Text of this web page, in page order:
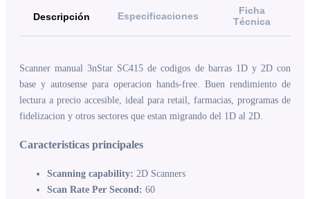
Descripción Especificaciones
Ficha
Técnica
Scanner manual 3nStar SC415 de codigos de barras 1D y 2D con
base y autosense para operacion hands-free. Buen rendimiento de
lectura a precio accesible, ideal para retail, farmacias, programas de
fidelizacion y otros sectores que estan migrando del 1D al 2D.
Caracteristicas principales
Scanning capability: 2D Scanners
Scan Rate Per Second: 60